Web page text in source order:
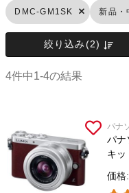
DMC-GM1SK 新品・
絞り込み(2)
4件中1-4の結果
パナ
パナ
キッ
価格: